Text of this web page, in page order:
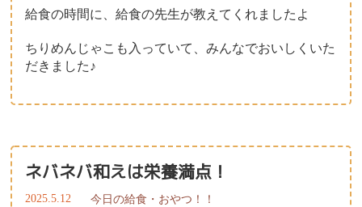
給食の時間に、給食の先生が教えてくれましたよ
ちりめんじゃこも入っていて、みんなでおいしくいた
だきました♪
ネバネバ和えは栄養満点！
2025.5.12 今日の給食・おやつ！！